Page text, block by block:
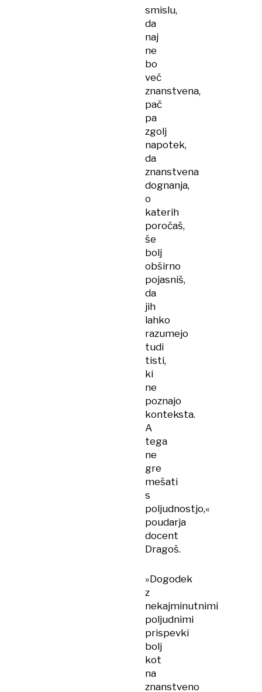
smislu,
da
naj
ne
bo
več
znanstvena,
pač
pa
zgolj
napotek,
da
znanstvena
dognanja,
o
katerih
poročaš,
še
bolj
obširno
pojasniš,
da
jih
lahko
razumejo
tudi
tisti,
ki
ne
poznajo
konteksta.
A
tega
ne
gre
mešati
s
poljudnostjo,«
poudarja
docent
Dragoš.
»Dogodek
z
nekajminutnimi
poljudnimi
prispevki
bolj
kot
na
znanstveno